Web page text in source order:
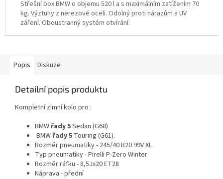
Střešní box BMW o objemu 520 l a s maximálním zatížením 70
kg. Výztuhy z nerezové oceli. Odolný proti nárazům a UV
záření. Oboustranný systém otvírání.
Popis Diskuze
Detailní popis produktu
Kompletní zimní kolo pro :
BMW řady5Sedan (G60)
BMW řady 5 Touring (G61).
Rozměr pneumatiky - 245/40 R20 99V XL
Typ pneumatiky - Pirelli P-Zero Winter
Rozměr ráfku - 8,5Jx20 ET28
Náprava - přední